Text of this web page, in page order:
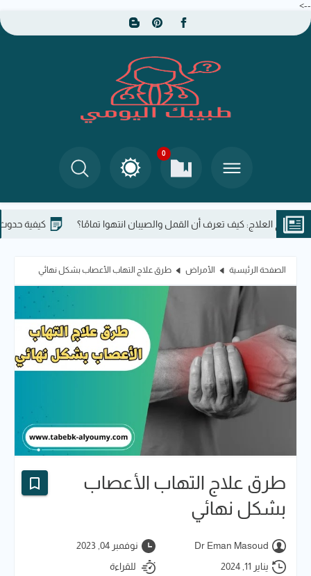
-->
0
العلاج: كيف تعرف أن القمل والصيبان انتهوا تمامًا؟ كيفية حدوث السكتة
الصفحة الرئيسية الأمراض طرق علاج التهاب الأعصاب بشكل نهائي
طرق علاج التهاب الأعصاب
بشكل نهائي
Dr Eman Masoud
نوفمبر 04, 2023
يناير 11, 2024
للقراءة